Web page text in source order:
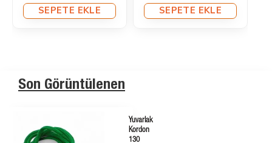
SEPETE EKLE 455,59₺
Son Görüntülenen
Yuvarlak
Kordon
130